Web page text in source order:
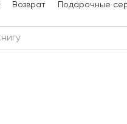
Возврат Подарочные